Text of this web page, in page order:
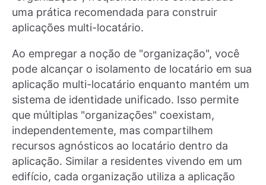
uma prática recomendada para construir
aplicações multi-locatário.
Ao empregar a noção de "organização", você
pode alcançar o isolamento de locatário em sua
aplicação multi-locatário enquanto mantém um
sistema de identidade unificado. Isso permite
que múltiplas "organizações" coexistam,
independentemente, mas compartilhem
recursos agnósticos ao locatário dentro da
aplicação. Similar a residentes vivendo em um
edifício, cada organização utiliza a aplicação